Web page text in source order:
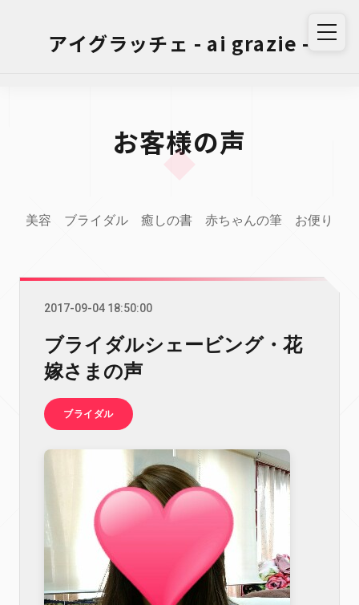
アイグラッチェ - ai grazie -
お客様の声
美容 ブライダル 癒しの書 赤ちゃんの筆 お便り
2017-09-04 18:50:00
ブライダルシェービング・花
嫁さまの声
ブライダル